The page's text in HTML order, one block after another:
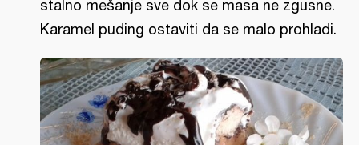
stalno mešanje sve dok se masa ne zgusne.
Karamel puding ostaviti da se malo prohladi.